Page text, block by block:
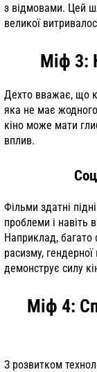
з відмовами. Цей
великої
Міф 3:
Дехто вважає, що
яка не має
кіно може мати
вплив.
Фільми здатні
проблеми і навіть
Наприклад, багато
расизму,
демонструє силу
Міф 4:
З розвитком